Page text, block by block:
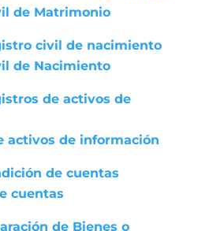
de Matrimonio
civil de nacimiento
de Nacimiento
de activos de
activos de información
de cuentas
cuentas
de Bienes o